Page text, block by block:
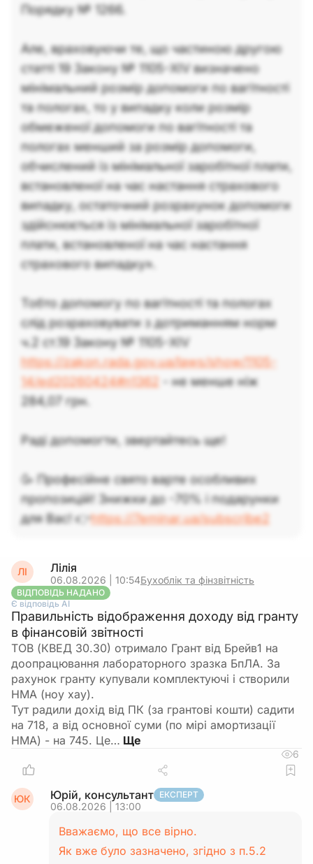
Порядку № 1266.
Але, враховуючи те, що частиною другою
статті 19 Закону № 1105-XIV визначено
мінімальний розмір допомоги по вагітності
та пологах, то у випадку коли розмір
обмеженої допомоги по вагітності та
пологах менший за розмір допомоги,
обчислений із мінімальної заробітної плати,
встановленої на час настання страхового
випадку, остаточний розрахунок допомоги
здійснюється із мінімальної заробітної
плати, встановленої на час настання
страхового випадку».
Тобто допомогу по вагітності та пологах
слід розраховувати з дотриманням норм
ч.2 ст.19 Закону № 1105-XIV
https://zakon.rada.gov.ua/laws/show/1105-
14/ed20260424#n1362
- не менше ніж
284,07 грн.
Раді допомогти, звертайтесь ще!
🥳 Професійне свято варте особливих
пропозицій! Знижки до -70% і подарунки
для Вас! 👉https://7eminar.ua/subscribe2
ЛІ Лілія
06.08.2026 | 10:54Бухоблік та фінзвітність
ВІДПОВІДЬ НАДАНО
Є відповідь АІ
Правильність відображення доходу від гранту
в фінансовій звітності
ТОВ (КВЕД 30.30) отримало Грант від Брейв1 на
доопрацювання лабораторного зразка БпЛА. За
рахунок гранту купували комплектуючі і створили
НМА (ноу хау).
Тут радили дохід від ПК (за грантові кошти) садити
на 718, а від основної суми (по мірі амортизації
НМА) - на 745. Це…
6
ЮК Юрій, консультант ЕКСПЕРТ
06.08.2026 | 13:00
Вважаємо, що все вірно.
Як вже було зазначено, згідно з п.5.2